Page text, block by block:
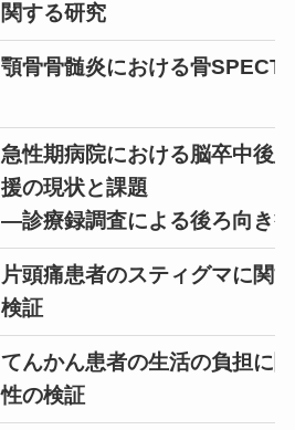
関する研究
顎骨骨髄炎における骨SPECT
急性期病院における脳卒中後
援の現状と課題
―診療録調査による後ろ向き
片頭痛患者のスティグマに関
検証
てんかん患者の生活の負担に
性の検証